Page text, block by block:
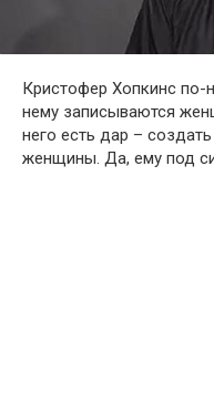
Кристофер Хопкинс по-
нему записываются
него есть дар –
женщины. Да, ему под